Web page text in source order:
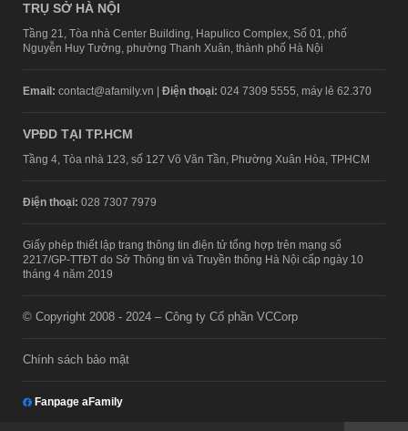
TRỤ SỞ HÀ NỘI
Tầng 21, Tòa nhà Center Building, Hapulico Complex, Số 01, phố
Nguyễn Huy Tưởng, phường Thanh Xuân, thành phố Hà Nội
Email: contact@afamily.vn | Điện thoại: 024 7309 5555, máy lẻ 62.370
VPĐD TẠI TP.HCM
Tầng 4, Tòa nhà 123, số 127 Võ Văn Tần, Phường Xuân Hòa, TPHCM
Điện thoại: 028 7307 7979
Giấy phép thiết lập trang thông tin điện tử tổng hợp trên mạng số
2217/GP-TTĐT do Sở Thông tin và Truyền thông Hà Nội cấp ngày 10
tháng 4 năm 2019
© Copyright 2008 - 2024 – Công ty Cổ phần VCCorp
Chính sách bảo mật
Fanpage aFamily